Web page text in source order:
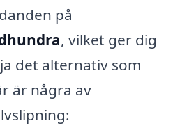
på
, vilket ger dig
det alternativ som
är några av